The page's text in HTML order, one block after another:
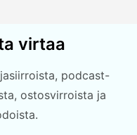
virtaa
podcast-
ostosvirroista ja